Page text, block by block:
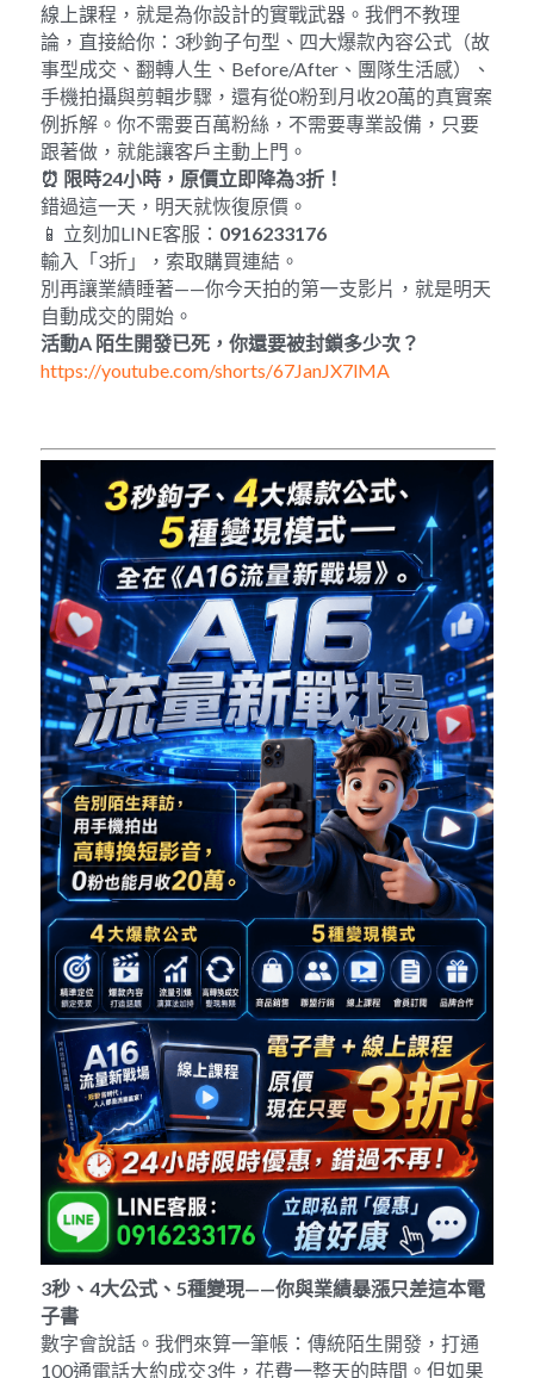
線上課程，就是為你設計的實戰武器。我們不教理
論，直接給你：3秒鉤子句型、四大爆款內容公式（故
事型成交、翻轉人生、Before/After、團隊生活感）、
手機拍攝與剪輯步驟，還有從0粉到月收20萬的真實案
例拆解。你不需要百萬粉絲，不需要專業設備，只要
跟著做，就能讓客戶主動上門。
⏰ 限時24小時，原價立即降為3折！
錯過這一天，明天就恢復原價。
📱 立刻加LINE客服： 0916233176
輸入「3折」，索取購買連結。
別再讓業績睡著——你今天拍的第一支影片，就是明天
自動成交的開始。
活動A 陌生開發已死，你還要被封鎖多少次？
https://youtube.com/shorts/67JanJX7lMA
3秒、 4大公式、 5種變現——你與業績暴漲只差這本電
子書
數字會說話。我們來算一筆帳：傳統陌生開發，打通
100通電話大約成交3件，花費一整天的時間。但如果